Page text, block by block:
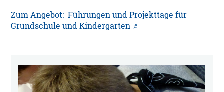
Zum Angebot: Führungen und Projekttage für
Grundschule und Kindergarten